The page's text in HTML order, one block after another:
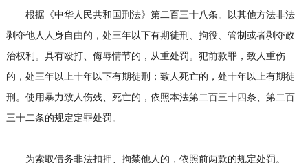
根据《中华人民共和国刑法》第二百三十八条。以其他方法非法
剥夺他人人身自由的，处三年以下有期徒刑、拘役、管制或者剥夺政
治权利。具有殴打、侮辱情节的，从重处罚。犯前款罪，致人重伤
的，处三年以上十年以下有期徒刑；致人死亡的，处十年以上有期徒
刑。使用暴力致人伤残、死亡的，依照本法第二百三十四条、第二百
三十二条的规定定罪处罚。
为索取债务非法扣押、拘禁他人的，依照前两款的规定处罚。